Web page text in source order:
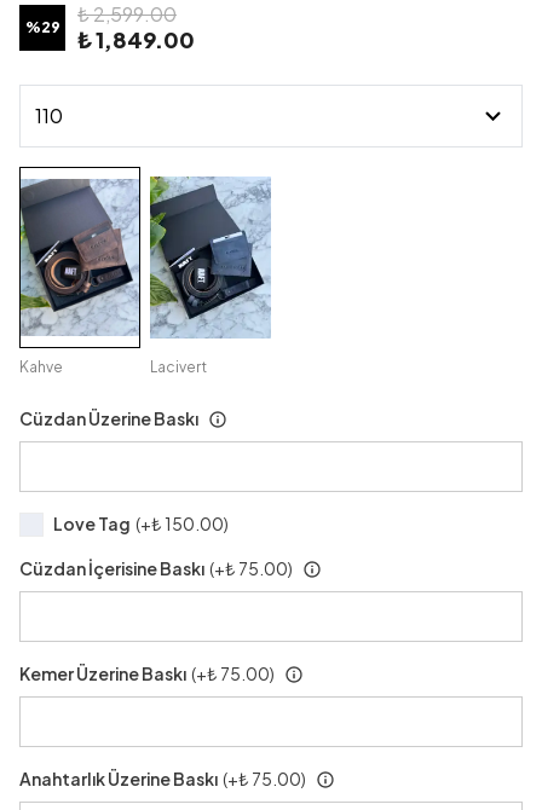
%29
₺ 2,599.00
₺ 1,849.00
Kahve Lacivert
Cüzdan Üzerine Baskı
Love Tag (+₺ 150.00)
Cüzdan İçerisine Baskı (+₺ 75.00)
Kemer Üzerine Baskı (+₺ 75.00)
Anahtarlık Üzerine Baskı (+₺ 75.00)